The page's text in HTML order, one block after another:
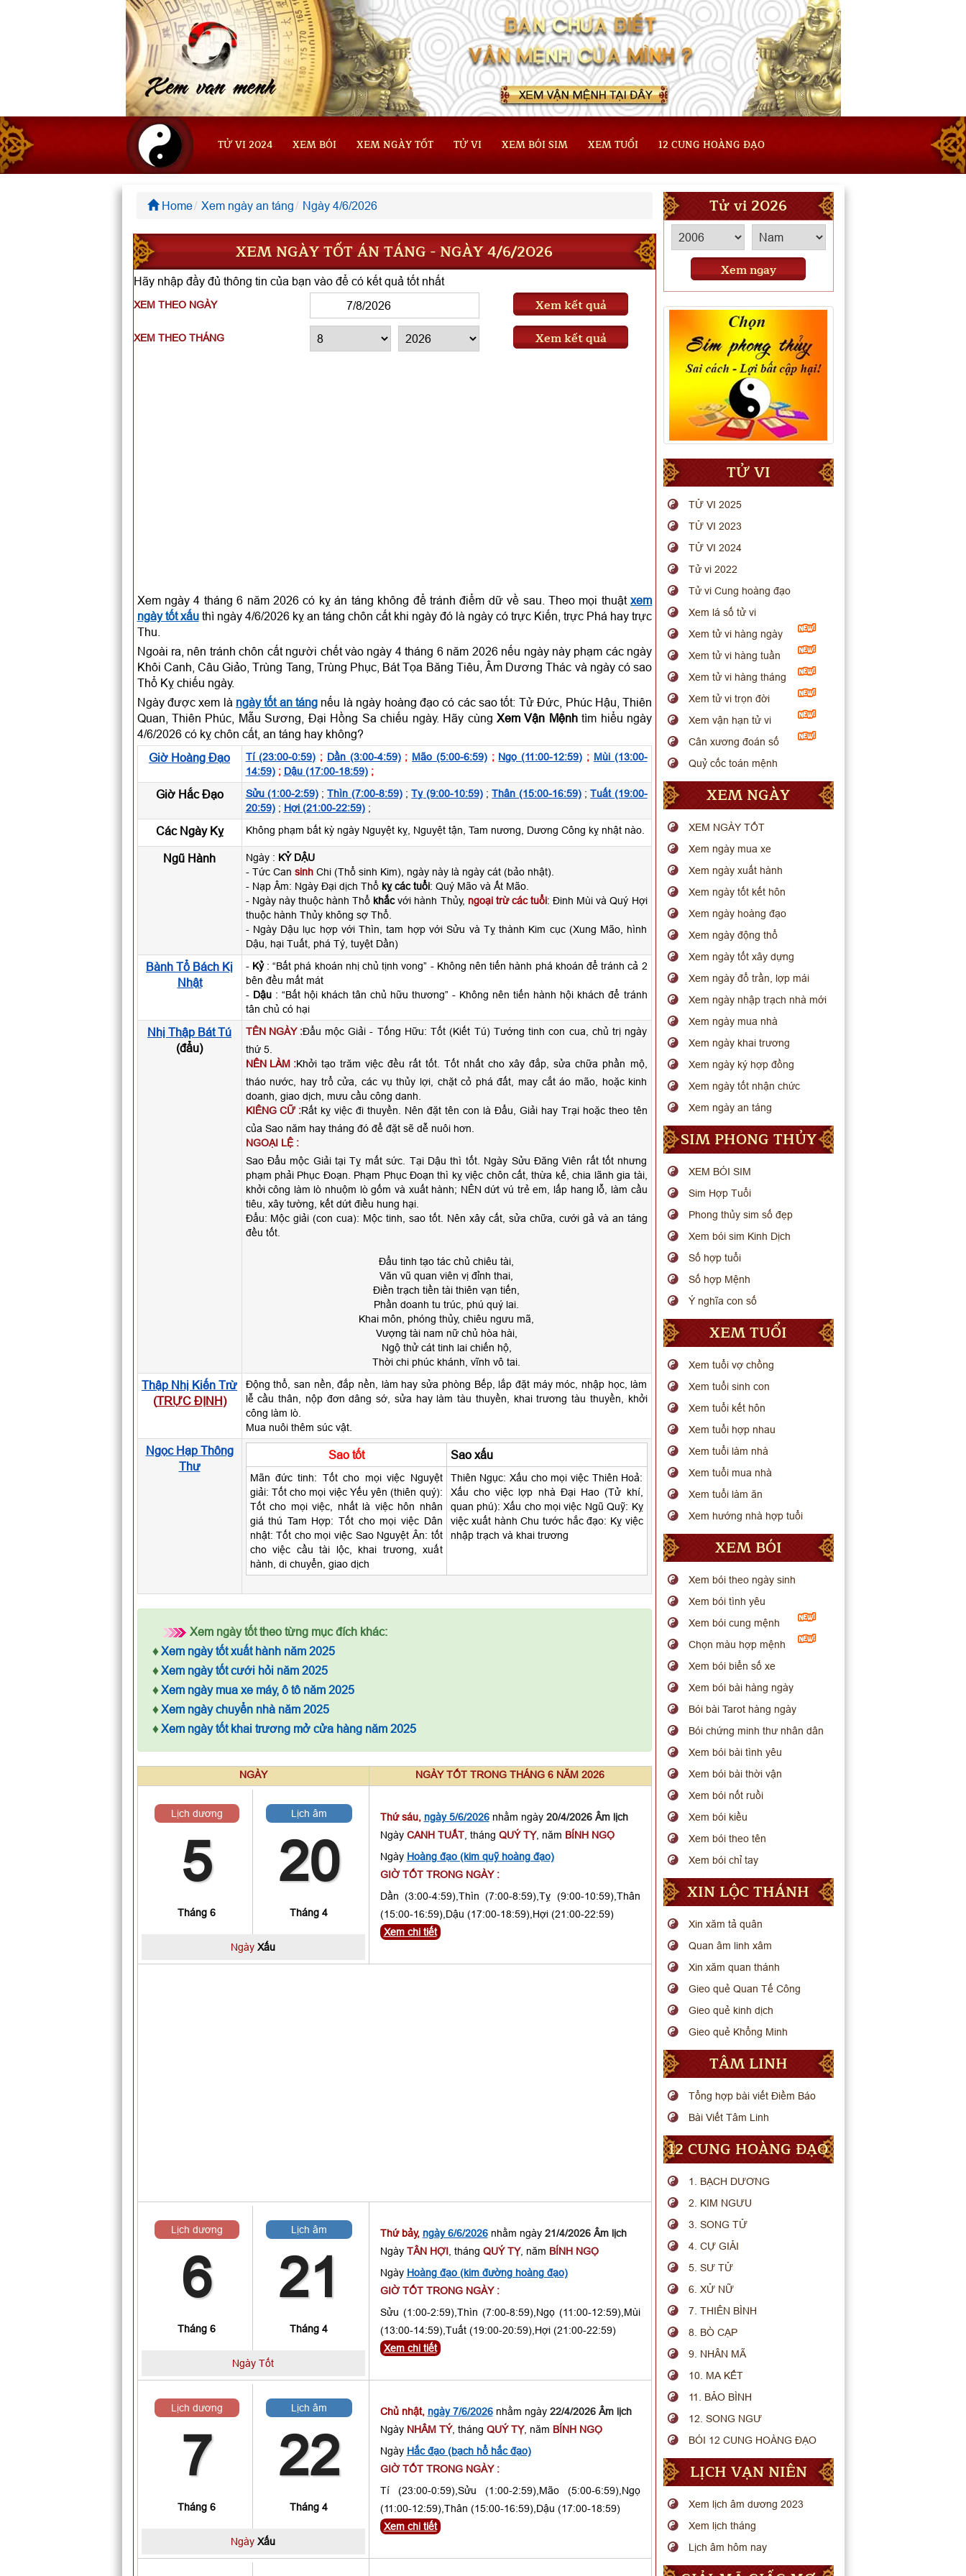
TỬ VI 2024 XEM BÓI XEM NGÀY TỐT TỬ VI XEM BÓI SIM XEM TUỔI 12 CUNG HOÀNG ĐẠO
Home Xem ngày an táng Ngày 4/6/2026
XEM NGÀY TỐT ÁN TÁNG - NGÀY 4/6/2026
Hãy nhập đầy đủ thông tin của bạn vào để có kết quả tốt nhất
XEM THEO NGÀY Xem kết quả
XEM THEO THÁNG Xem kết quả
Xem ngày 4 tháng 6 năm 2026 có kỵ án táng không để tránh điểm dữ về sau. Theo mọi thuậtxem
ngày tốt xấuthì ngày 4/6/2026 kỵ an táng chôn cất khi ngày đó là ngày có trực Kiến, trực Phá hay trực
Thu.
Ngoài ra, nên tránh chôn cất người chết vào ngày 4 tháng 6 năm 2026 nếu ngày này phạm các ngày
Khôi Canh, Câu Giảo, Trùng Tang, Trùng Phục, Bát Tọa Băng Tiêu, Âm Dương Thác và ngày có sao
Thổ Kỵ chiếu ngày.
Ngày được xem là ngày tốt an táng nếu là ngày hoàng đạo có các sao tốt: Tử Đức, Phúc Hậu, Thiên
Quan, Thiên Phúc, Mẫu Sương, Đại Hồng Sa chiếu ngày. Hãy cùng Xem Vận Mệnhtìm hiểu ngày
4/6/2026 có kỵ chôn cất, an táng hay không?
Giờ Hoàng Đạo
Tí (23:00-0:59) ; Dần (3:00-4:59); Mão (5:00-6:59); Ngọ (11:00-12:59) ; Mùi (13:00-
14:59); Dậu (17:00-18:59);
Giờ Hắc Đạo Sửu (1:00-2:59);Thìn (7:00-8:59);Tỵ (9:00-10:59);Thân (15:00-16:59);Tuất (19:00-
20:59); Hợi (21:00-22:59);
Các Ngày Kỵ Không phạm bất kỳ ngày Nguyệt kỵ, Nguyệt tận, Tam nương, Dương Công kỵ nhật nào.
Ngũ Hành Ngày : KỶ DẬU
- Tức Can sinhChi (Thổ sinh Kim), ngày này là ngày cát (bảo nhật).
- Nạp Âm: Ngày Đại dịch Thổ kỵ các tuổi: Quý Mão và Ất Mão.
- Ngày này thuộc hành Thổ khắcvới hành Thủy, ngoại trừ các tuổi: Đinh Mùi và Quý Hợi
thuộc hành Thủy không sợ Thổ.
- Ngày Dậu lục hợp với Thìn, tam hợp với Sửu và Tỵ thành Kim cục (Xung Mão, hình
Dậu, hại Tuất, phá Tý, tuyệt Dần)
Bành Tổ Bách Kị
Nhật
- Kỷ: “Bất phá khoán nhị chủ tịnh vong” - Không nên tiến hành phá khoán để tránh cả 2
bên đều mất mát
- Dậu: “Bất hội khách tân chủ hữu thương” - Không nên tiến hành hội khách để tránh
tân chủ có hại
Nhị Thập Bát Tú
(đẩu)
TÊN NGÀY :Đẩu mộc Giải - Tống Hữu: Tốt (Kiết Tú) Tướng tinh con cua, chủ trị ngày
thứ 5.
NÊN LÀM :Khởi tạo trăm việc đều rất tốt. Tốt nhất cho xây đắp, sửa chữa phần mộ,
tháo nước, hay trổ cửa, các vụ thủy lợi, chặt cỏ phá đất, may cắt áo mão, hoặc kinh
doanh, giao dịch, mưu cầu công danh.
KIÊNG CỮ :Rất kỵ việc đi thuyền. Nên đặt tên con là Đẩu, Giải hay Trại hoặc theo tên
của Sao năm hay tháng đó để đặt sẽ dễ nuôi hơn.
NGOẠI LỆ :
Sao Đẩu mộc Giải tại Tỵ mất sức. Tại Dậu thì tốt. Ngày Sửu Đăng Viên rất tốt nhưng
phạm phải Phục Đoạn. Phạm Phục Đoạn thì kỵ việc chôn cất, thừa kế, chia lãnh gia tài,
khởi công làm lò nhuộm lò gốm và xuất hành; NÊN dứt vú trẻ em, lấp hang lỗ, làm cầu
tiêu, xây tường, kết dứt điều hung hại.
Đẩu: Mộc giải (con cua): Mộc tinh, sao tốt. Nên xây cất, sửa chữa, cưới gả và an táng
đều tốt.
Đẩu tinh tạo tác chủ chiêu tài,
Văn vũ quan viên vị đỉnh thai,
Điền trạch tiền tài thiên vạn tiến,
Phần doanh tu trúc, phú quý lai.
Khai môn, phóng thủy, chiêu ngưu mã,
Vượng tài nam nữ chủ hòa hài,
Ngộ thử cát tinh lai chiến hộ,
Thời chi phúc khánh, vĩnh vô tai.
Thập Nhị Kiến Trừ
(TRỰC ĐỊNH)
Động thổ, san nền, đắp nền, làm hay sửa phòng Bếp, lắp đặt máy móc, nhập học, làm
lễ cầu thân, nộp đơn dâng sớ, sửa hay làm tàu thuyền, khai trương tàu thuyền, khởi
công làm lò.
Mua nuôi thêm súc vật.
Ngọc Hạp Thông
Thư
Sao tốt Sao xấu
Mãn đức tinh: Tốt cho mọi việc Nguyệt
giải: Tốt cho mọi việc Yếu yên (thiên quý):
Tốt cho mọi việc, nhất là việc hôn nhân
giá thú Tam Hợp: Tốt cho mọi việc Dân
nhật: Tốt cho mọi việc Sao Nguyệt Ân: tốt
cho việc cầu tài lộc, khai trương, xuất
hành, di chuyển, giao dịch
Thiên Ngục: Xấu cho mọi việc Thiên Hoả:
Xấu cho việc lợp nhà Đại Hao (Tử khí,
quan phú): Xấu cho mọi việc Ngũ Quỹ: Kỵ
việc xuất hành Chu tước hắc đạo: Kỵ việc
nhập trạch và khai trương
Xem ngày tốt theo từng mục đích khác:
♦ Xem ngày tốt xuất hành năm 2025
♦ Xem ngày tốt cưới hỏi năm 2025
♦ Xem ngày mua xe máy, ô tô năm 2025
♦ Xem ngày chuyển nhà năm 2025
♦ Xem ngày tốt khai trương mở cửa hàng năm 2025
NGÀY NGÀY TỐT TRONG THÁNG 6 NĂM 2026
Lịch dương
5
Tháng 6
Lịch âm
20
Tháng 4
Ngày Xấu
Thứ sáu, ngày 5/6/2026nhằm ngày 20/4/2026 Âm lịch
Ngày CANH TUẤT, tháng QUÝ TỴ, năm BÍNH NGỌ
Ngày Hoàng đạo (kim quỹ hoàng đạo)
GIỜ TỐT TRONG NGÀY :
Dần (3:00-4:59),Thìn (7:00-8:59),Tỵ (9:00-10:59),Thân
(15:00-16:59),Dậu (17:00-18:59),Hợi (21:00-22:59)
Xem chi tiết
Lịch dương
6
Tháng 6
Lịch âm
21
Tháng 4
Ngày Tốt
Thứ bảy, ngày 6/6/2026nhằm ngày 21/4/2026 Âm lịch
Ngày TÂN HỢI , tháng QUÝ TỴ, năm BÍNH NGỌ
Ngày Hoàng đạo (kim đường hoàng đạo)
GIỜ TỐT TRONG NGÀY :
Sửu (1:00-2:59),Thìn (7:00-8:59),Ngọ (11:00-12:59),Mùi
(13:00-14:59),Tuất (19:00-20:59),Hợi (21:00-22:59)
Xem chi tiết
Lịch dương
7
Tháng 6
Lịch âm
22
Tháng 4
Ngày Xấu
Chủ nhật, ngày 7/6/2026nhằm ngày 22/4/2026 Âm lịch
Ngày NHÂM TÝ, tháng QUÝ TỴ, năm BÍNH NGỌ
Ngày Hắc đạo (bạch hổ hắc đạo)
GIỜ TỐT TRONG NGÀY :
Tí (23:00-0:59),Sửu (1:00-2:59),Mão (5:00-6:59),Ngọ
(11:00-12:59),Thân (15:00-16:59),Dậu (17:00-18:59)
Xem chi tiết
Tử vi 2026
Xem ngay
TỬ VI
TỬ VI 2025
TỬ VI 2023
TỬ VI 2024
Tử vi 2022
Tử vi Cung hoàng đạo
Xem lá số tử vi
Xem tử vi hàng ngày
Xem tử vi hàng tuần
Xem tử vi hàng tháng
Xem tử vi trọn đời
Xem vận hạn tử vi
Cân xương đoán số
Quỷ cốc toán mệnh
XEM NGÀY
XEM NGÀY TỐT
Xem ngày mua xe
Xem ngày xuất hành
Xem ngày tốt kết hôn
Xem ngày hoàng đạo
Xem ngày động thổ
Xem ngày tốt xây dựng
Xem ngày đổ trần, lợp mái
Xem ngày nhập trạch nhà mới
Xem ngày mua nhà
Xem ngày khai trương
Xem ngày ký hợp đồng
Xem ngày tốt nhận chức
Xem ngày an táng
SIM PHONG THỦY
XEM BÓI SIM
Sim Hợp Tuổi
Phong thủy sim số đẹp
Xem bói sim Kinh Dịch
Số hợp tuổi
Số hợp Mệnh
Ý nghĩa con số
XEM TUỔI
Xem tuổi vợ chồng
Xem tuổi sinh con
Xem tuổi kết hôn
Xem tuổi hợp nhau
Xem tuổi làm nhà
Xem tuổi mua nhà
Xem tuổi làm ăn
Xem hướng nhà hợp tuổi
XEM BÓI
Xem bói theo ngày sinh
Xem bói tình yêu
Xem bói cung mệnh
Chọn màu hợp mệnh
Xem bói biển số xe
Xem bói bài hàng ngày
Bói bài Tarot hàng ngày
Bói chứng minh thư nhân dân
Xem bói bài tình yêu
Xem bói bài thời vận
Xem bói nốt ruồi
Xem bói kiều
Xem bói theo tên
Xem bói chỉ tay
XIN LỘC THÁNH
Xin xăm tả quân
Quan âm linh xâm
Xin xăm quan thánh
Gieo quẻ Quan Tế Công
Gieo quẻ kinh dịch
Gieo quẻ Khổng Minh
TÂM LINH
Tổng hợp bài viết Điềm Báo
Bài Viết Tâm Linh
12 CUNG HOÀNG ĐẠO
1. BẠCH DƯƠNG
2. KIM NGƯU
3. SONG TỬ
4. CỰ GIẢI
5. SƯ TỬ
6. XỬ NỮ
7. THIÊN BÌNH
8. BÒ CẠP
9. NHÂN MÃ
10. MA KẾT
11. BẢO BÌNH
12. SONG NGƯ
BÓI 12 CUNG HOÀNG ĐẠO
LỊCH VẠN NIÊN
Xem lịch âm dương 2023
Xem lịch tháng
Lịch âm hôm nay